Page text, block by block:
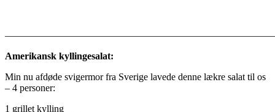
Amerikansk kyllingesalat:
Min nu afdøde svigermor fra Sverige lavede denne lækre salat til os
– 4 personer:
1 grillet kylling